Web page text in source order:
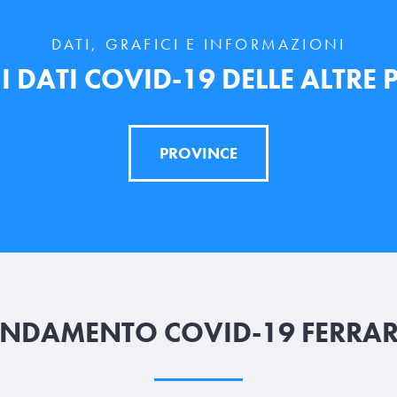
DATI, GRAFICI E INFORMAZIONI
DATI COVID-19 DELLE ALTRE
PROVINCE
COVID-19